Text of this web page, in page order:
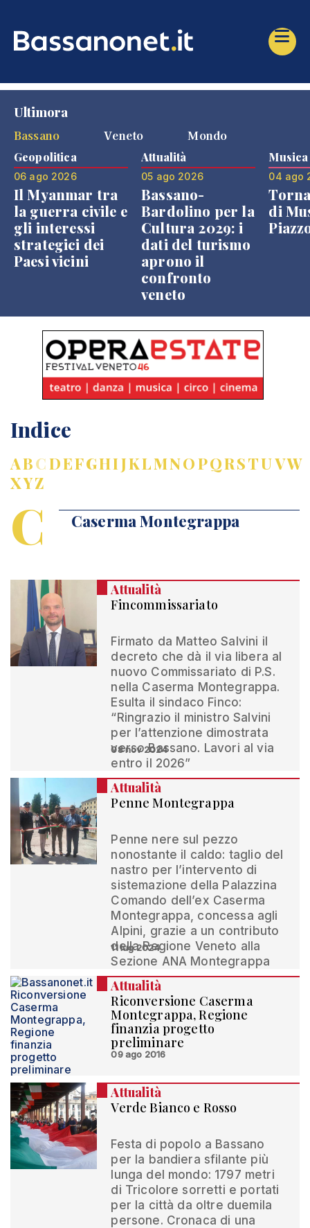
Ultimora
Bassano
Veneto Mondo
Geopolitica
06 ago 2026
Il Myanmar tra
la guerra civile e
gli interessi
strategici dei
Paesi vicini
Attualità
05 ago 2026
Bassano-
Bardolino per la
Cultura 2029: i
dati del turismo
aprono il
confronto
veneto
Musica
04 ago
di
Indice
ABCDEFGHIJKLMNOPQRSTUVW
XYZ
C Caserma Montegrappa
Attualità
Fincommissariato
Firmato da Matteo Salvini il
decreto che dà il via libera al
nuovo Commissariato di P.S.
nella Caserma Montegrappa.
Esulta il sindaco Finco:
“Ringrazio il ministro Salvini
per l’attenzione dimostrata
verso Bassano. Lavori al via
entro il 2026”
08 nov 2024
Attualità
Penne Montegrappa
Penne nere sul pezzo
nonostante il caldo: taglio del
nastro per l’intervento di
sistemazione della Palazzina
Comando dell’ex Caserma
Montegrappa, concessa agli
Alpini, grazie a un contributo
della Regione Veneto alla
Sezione ANA Montegrappa
11 lug 2024
Attualità
Riconversione Caserma
Montegrappa, Regione
finanzia progetto
preliminare
09 ago 2016
Attualità
Verde Bianco e Rosso
Festa di popolo a Bassano
per la bandiera sfilante più
lunga del mondo: 1797 metri
di Tricolore sorretti e portati
per la città da oltre duemila
persone. Cronaca di una